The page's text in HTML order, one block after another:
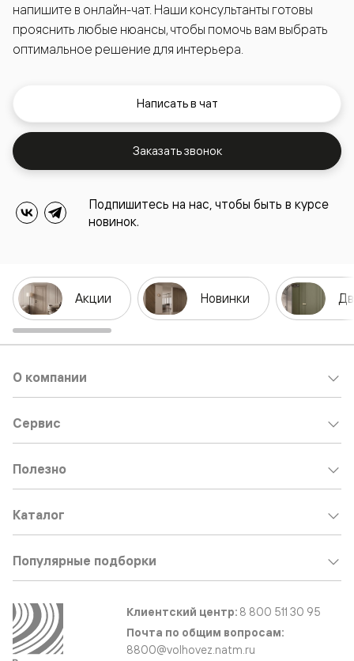
напишите в онлайн-чат. Наши консультанты готовы
прояснить любые нюансы, чтобы помочь вам выбрать
оптимальное решение для интерьера.
Написать в чат
Заказать звонок
Подпишитесь на нас, чтобы быть в курсе
новинок.
Акции Новинки
О компании
Сервис
Полезно
Каталог
Популярные подборки
Клиентский центр: 8 800 511 30 95
Почта по общим вопросам:
8800@volhovez.natm.ru